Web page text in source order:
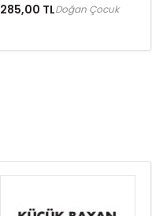
285,00 TLDoğan Çocuk